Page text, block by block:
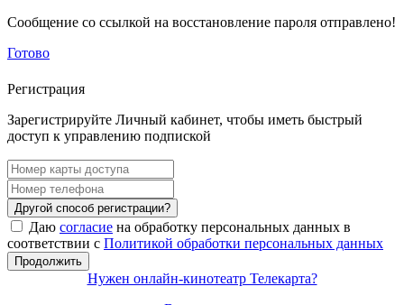
Сообщение со ссылкой на восстановление пароля отправлено!
Готово
Регистрация
Зарегистрируйте Личный кабинет, чтобы иметь быстрый
доступ к управлению подпиской
Другой способ регистрации?
Даю согласие на обработку персональных данных в
соответствии с Политикой обработки персональных данных
Продолжить
Нужен онлайн-кинотеатр Телекарта?